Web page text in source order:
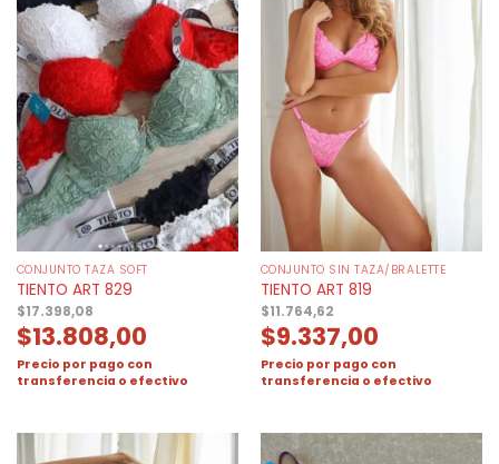
CONJUNTO TAZA SOFT
TIENTO ART 829
$17.398,08
$13.808,00
Precio por pago con
transferencia o efectivo
CONJUNTO SIN TAZA/BRALETTE
TIENTO ART 819
$11.764,62
$9.337,00
Precio por pago con
transferencia o efectivo